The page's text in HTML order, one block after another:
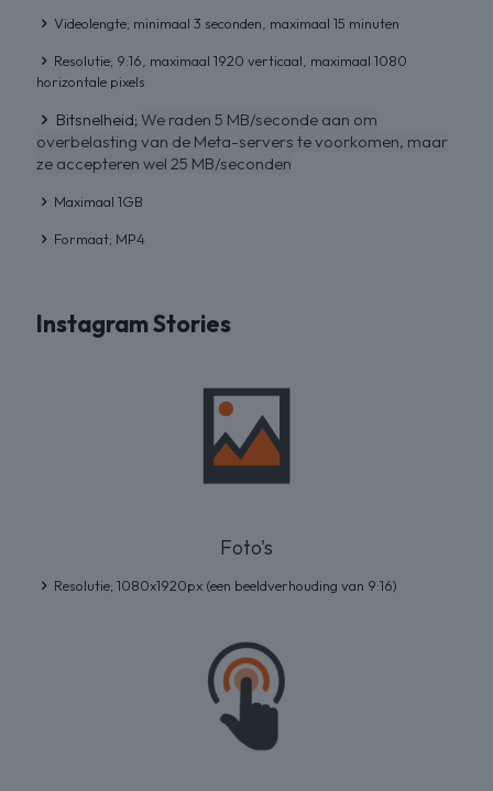
Videolengte; minimaal 3 seconden, maximaal 15 minuten
Resolutie; 9:16, maximaal 1920 verticaal, maximaal 1080
horizontale pixels
Bitsnelheid; We raden 5 MB/seconde aan om
overbelasting van de Meta-servers te voorkomen, maar
ze accepteren wel 25 MB/seconden
Maximaal 1GB
Formaat; MP4
Instagram Stories
Foto's
Resolutie; 1080x1920px (een beeldverhouding van 9:16)